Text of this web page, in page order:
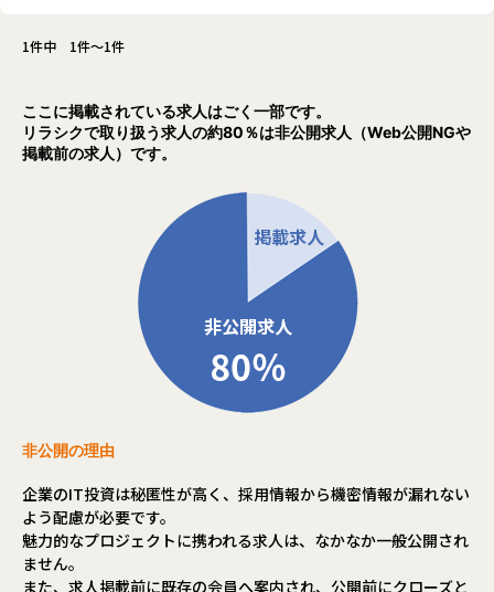
験、役割を積み重ねる
・小規模開発での経験を積んだのち、大規模プロジェクトに
携わり、プライム受託ならではの責任ある役割を担う事がで
きます。
のキャッチアップも可 能です。
高品質なプロダクト/システム開発を望まれるお客様に対し
要件定義など早期の段階からお客様のサービス/システム開発
の内製化を支援するDXシステム開発パートナーとして、お客
様へ提供も開始しております。
1件中 1件～1件
ここに掲載されている求人はごく一部です。
リラシクで取り扱う求人の約80％は非公開求人（Web公開NGや
掲載前の求人）です。
非公開の理由
企業のIT投資は秘匿性が高く、採用情報から機密情報が漏れない
よう配慮が必要です。
魅力的なプロジェクトに携われる求人は、なかなか一般公開され
ません。
また、求人掲載前に既存の会員へ案内され、公開前にクローズと